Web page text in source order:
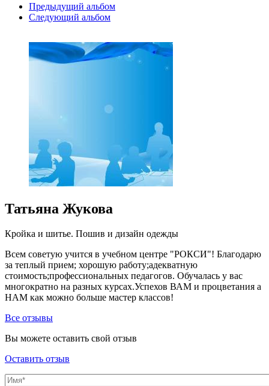
Предыдущий альбом
Следующий альбом
Татьяна Жукова
Кройка и шитье. Пошив и дизайн одежды
Всем советую учится в учебном центре "РОКСИ"! Благодарю
за теплый прием; хорошую работу;адекватную
стоимость;профессиональных педагогов. Обучалась у вас
многократно на разных курсах.Успехов ВАМ и процветания а
НАМ как можно больше мастер классов!
Все отзывы
Вы можете оставить свой отзыв
Оставить отзыв
Имя*